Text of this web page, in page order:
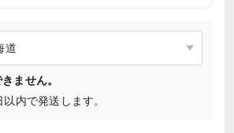
ません。
内で発送します。